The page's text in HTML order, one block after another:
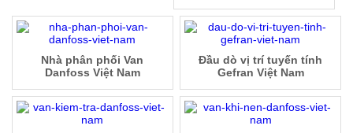
Đầu dò vị trí tuyến tính
Gefran Việt Nam
Nhà phân phối Van
Danfoss Việt Nam